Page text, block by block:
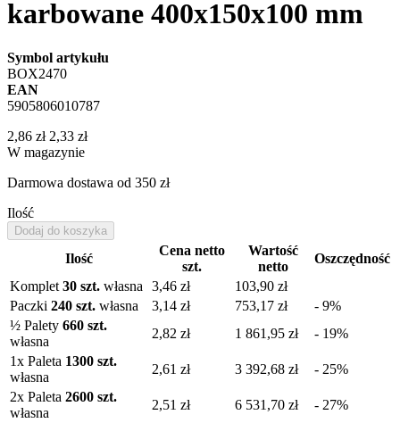
karbowane 400x150x100 mm
Symbol artykułu
BOX2470
EAN
5905806010787
2,86 zł 2,33 zł
W magazynie
Darmowa dostawa od 350 zł
Ilość
Dodaj do koszyka
Ilość
Cena netto
szt.
Wartość
netto
Oszczędność
Komplet 30 szt. własna 3,46 zł
103,90 zł
Paczki 240 szt. własna 3,14 zł 753,17 zł
- 9%
½ Palety 660 szt.
własna
2,82 zł 1 861,95 zł
- 19%
1x Paleta 1300 szt.
własna
2,61 zł 3 392,68 zł
- 25%
2x Paleta 2600 szt.
własna
2,51 zł 6 531,70 zł
- 27%